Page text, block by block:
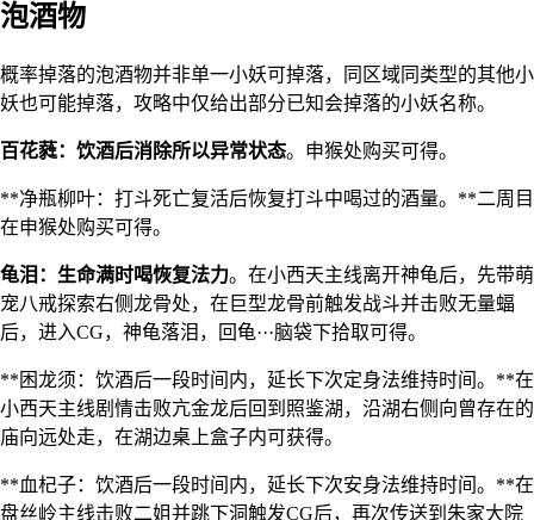
泡酒物
概率掉落的泡酒物并非单一小妖可掉落，同区域同类型的其他小
妖也可能掉落，攻略中仅给出部分已知会掉落的小妖名称。
百花蕤：饮酒后消除所以异常状态。申猴处购买可得。
**净瓶柳叶：打斗死亡复活后恢复打斗中喝过的酒量。**二周目
在申猴处购买可得。
龟泪：生命满时喝恢复法力。在小西天主线离开神龟后，先带萌
宠八戒探索右侧龙骨处，在巨型龙骨前触发战斗并击败无量蝠
后，进入CG，神龟落泪，回龟···脑袋下拾取可得。
**困龙须：饮酒后一段时间内，延长下次定身法维持时间。**在
小西天主线剧情击败亢金龙后回到照鉴湖，沿湖右侧向曾存在的
庙向远处走，在湖边桌上盒子内可获得。
**血杞子：饮酒后一段时间内，延长下次安身法维持时间。**在
盘丝岭主线击败二姐并跳下洞触发CG后，再次传送到朱家大院